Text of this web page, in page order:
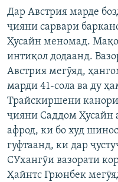
Ҳамаи сомонаҳои
Дар Австрия марде
ҷияни сарвари
Ҳусайн меномад.
интиқол додаанд.
Австрия мегӯяд,
марди 41-сола ва ду
Трайскиршени канори
ҷияни Саддом Ҳусайн
афрод, ки бо худ
гуфтаанд, ки дар
СУхангӯи вазорати
Ҳайнтс Грюнбек